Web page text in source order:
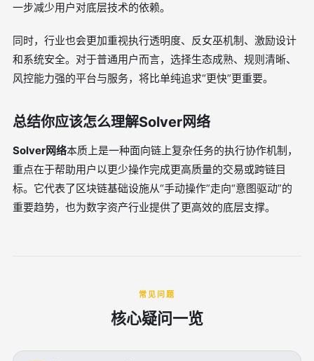
一步减少用户对底层技术的依赖。
同时，行业也会更加重视执行透明度、反女巫机制、激励设计
和系统安全。对于普通用户而言，选择生态成熟、规则清晰、
风控能力强的平台与服务，将比单纯追求“更快”更重要。
总结你应该怎么理解Solver网络
Solver网络本质上是一种面向链上复杂任务的执行协作机制，
重点在于帮助用户以更少操作完成更高质量的交易或跨链目
标。它代表了区块链基础设施从“手动操作”走向“意图驱动”的
重要趋势，也为数字资产行业提供了更高效的底层支撑。
常见问题
核心疑问一览